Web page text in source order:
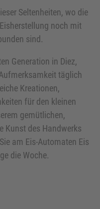
Seltenheiten, wo die
noch mit
sind.
Generation in Diez,
täglich
Kreationen,
für den kleinen
gemütlichen,
Kunst des Handwerks
am Eis-Automaten Eis
die Woche.